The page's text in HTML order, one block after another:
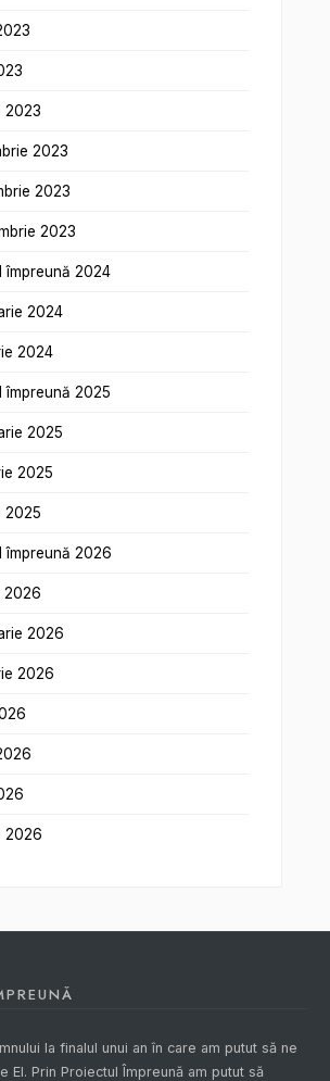
2023
2023
2023
2023
împreună 2024
2024
2024
împreună 2025
2025
2025
2025
împreună 2026
2026
2026
2026
2026
la finalul unui an în care am putut să ne
El. Prin Proiectul Împreună am putut să